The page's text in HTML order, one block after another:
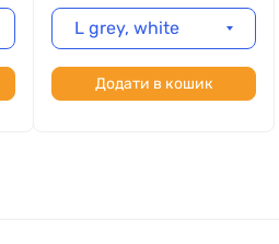
L grey, white
Додати в кошик